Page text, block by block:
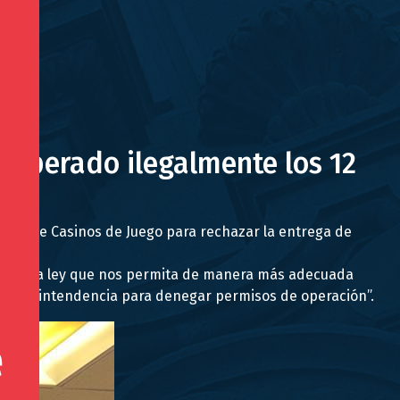
ilegalmente los 12
de Casinos de Juego para rechazar la entrega de
una ley que nos permita de manera más adecuada
para denegar permisos de operación”.